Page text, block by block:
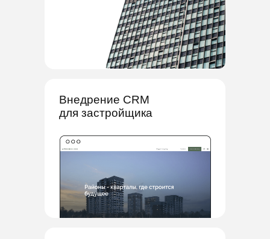
Внедрение CRM
для застройщика